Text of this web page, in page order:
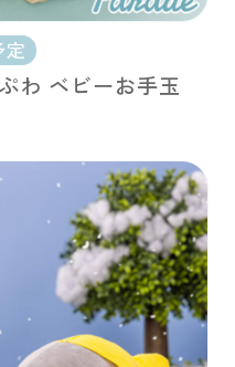
定
わ ベビーお手玉